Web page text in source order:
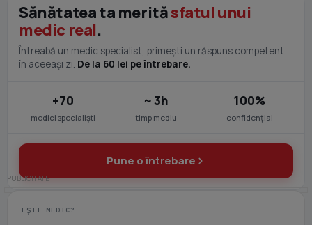
Sănătatea ta merităsfatul unui
medic real.
Întreabă un medic specialist, primești un răspuns competent
în aceeași zi. De la 60 lei pe întrebare.
+70
medici specialiști
~ 3h
timp mediu
100%
confidențial
Pune o întrebare
EȘTI MEDIC?